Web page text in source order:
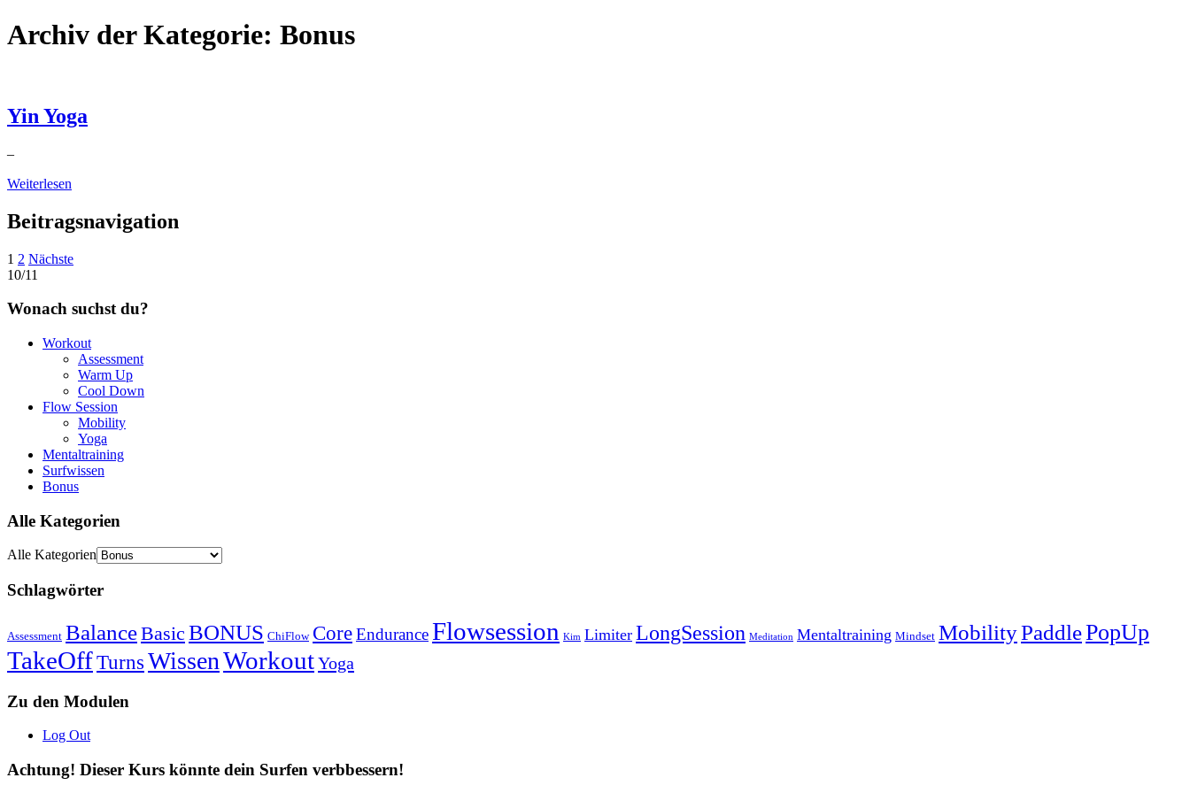
Archiv der Kategorie: Bonus
Yin Yoga
–
Weiterlesen
Beitragsnavigation
1 2 Nächste
10/11
Wonach suchst du?
Workout
Assessment
Warm Up
Cool Down
Flow Session
Mobility
Yoga
Mentaltraining
Surfwissen
Bonus
Alle Kategorien
Alle Kategorien
Schlagwörter
Assessment BalanceBasic BONUS ChiFlow CoreEnduranceFlowsession Kim Limiter LongSession Meditation Mentaltraining Mindset MobilityPaddlePopUp
TakeOffTurns WissenWorkoutYoga
Zu den Modulen
Log Out
Achtung! Dieser Kurs könnte dein Surfen verbbessern!